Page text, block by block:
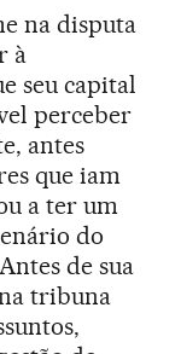
na disputa
à
seu capital
perceber
antes
que iam
a ter um
do
de sua
tribuna